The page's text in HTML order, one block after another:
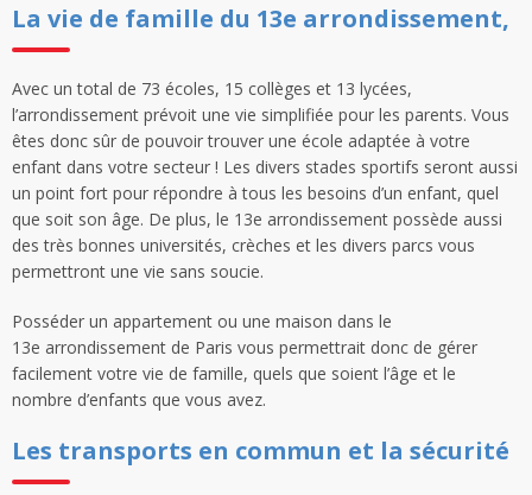
La vie de famille du 13e arrondissement,
Avec un total de 73 écoles, 15 collèges et 13 lycées,
l’arrondissement prévoit une vie simplifiée pour les parents. Vous
êtes donc sûr de pouvoir trouver une école adaptée à votre
enfant dans votre secteur ! Les divers stades sportifs seront aussi
un point fort pour répondre à tous les besoins d’un enfant, quel
que soit son âge. De plus, le 13e arrondissement possède aussi
des très bonnes universités, crèches et les divers parcs vous
permettront une vie sans soucie.
Posséder un appartement ou une maison dans le
13e arrondissement de Paris vous permettrait donc de gérer
facilement votre vie de famille, quels que soient l’âge et le
nombre d’enfants que vous avez.
Les transports en commun et la sécurité